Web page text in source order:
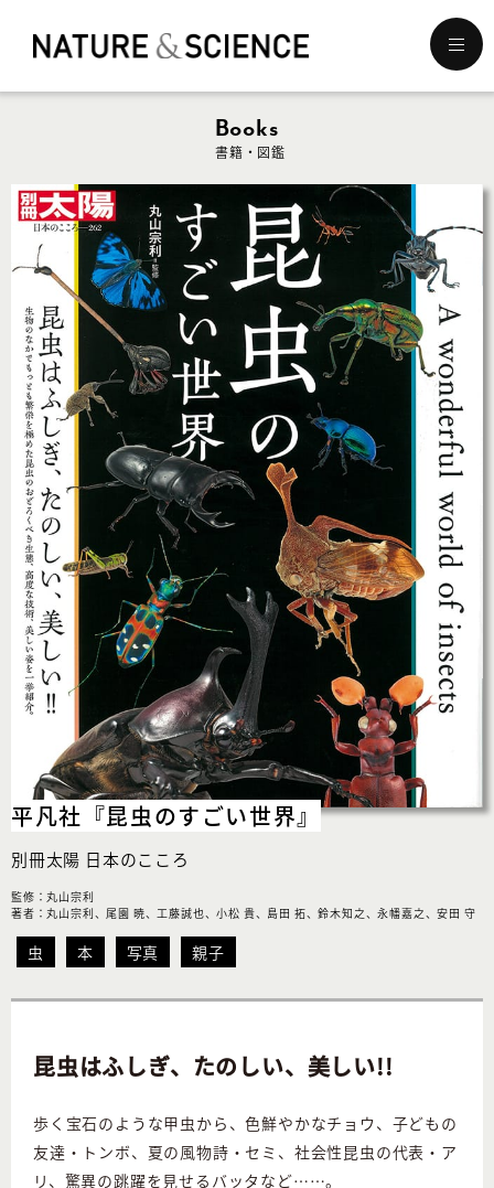
メ
ニ
ュ
Books
書籍・図鑑
平凡社 『昆虫のすごい世界』
別冊太陽 日本のこころ
監修：丸山宗利
著者：丸山宗利、尾園 暁、工藤誠也、小松 貴、島田 拓、鈴木知之、永幡嘉之、安田 守
虫 本 写真 親子
昆虫はふしぎ、たのしい、美しい!!
歩く宝石のような甲虫から、色鮮やかなチョウ、子どもの
友達・トンボ、夏の風物詩・セミ、社会性昆虫の代表・ア
リ、驚異の跳躍を見せるバッタなど……。